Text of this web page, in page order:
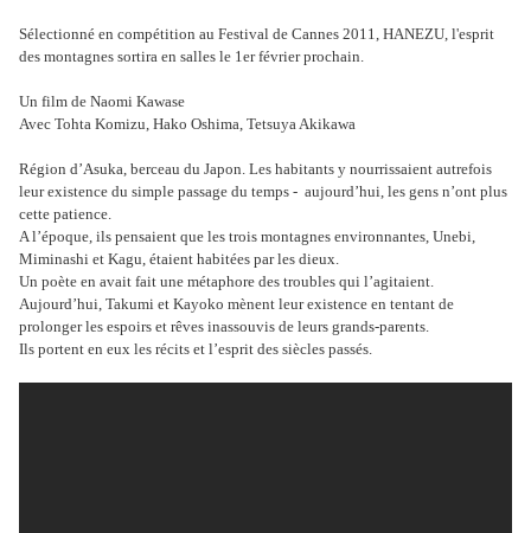
Sélectionné en compétition au Festival de Cannes 2011, HANEZU, l'esprit
des montagnes sortira en salles le 1er février prochain.
Un film de Naomi Kawase
Avec Tohta Komizu, Hako Oshima, Tetsuya Akikawa
Région d’Asuka, berceau du Japon. Les habitants y nourrissaient autrefois
leur existence du simple passage du temps - aujourd’hui, les gens n’ont plus
cette patience.
A l’époque, ils pensaient que les trois montagnes environnantes, Unebi,
Miminashi et Kagu, étaient habitées par les dieux.
Un poète en avait fait une métaphore des troubles qui l’agitaient.
Aujourd’hui, Takumi et Kayoko mènent leur existence en tentant de
prolonger les espoirs et rêves inassouvis de leurs grands-parents.
Ils portent en eux les récits et l’esprit des siècles passés.